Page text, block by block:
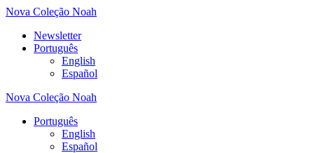
Nova Coleção Noah
Newsletter
Português
English
Español
Nova Coleção Noah
Português
English
Español